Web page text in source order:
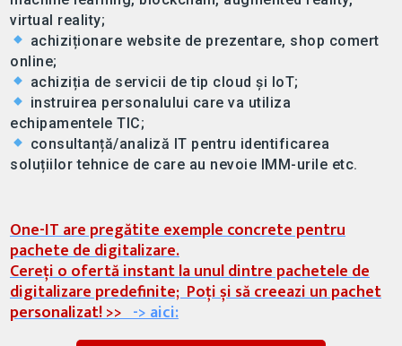
virtual reality;
achiziționare website de prezentare, shop comert
online;
achiziția de servicii de tip cloud și IoT;
instruirea personalului care va utiliza
echipamentele TIC;
consultanță/analiză IT pentru identificarea
soluțiilor tehnice de care au nevoie IMM-urile etc.
One-IT are pregătite exemple concrete pentru
pachete de digitalizare.
Cereți o ofertă instant la unul dintre pachetele de
digitalizare predefinite; Poți și să creeazi un pachet
personalizat! >>-> aici: